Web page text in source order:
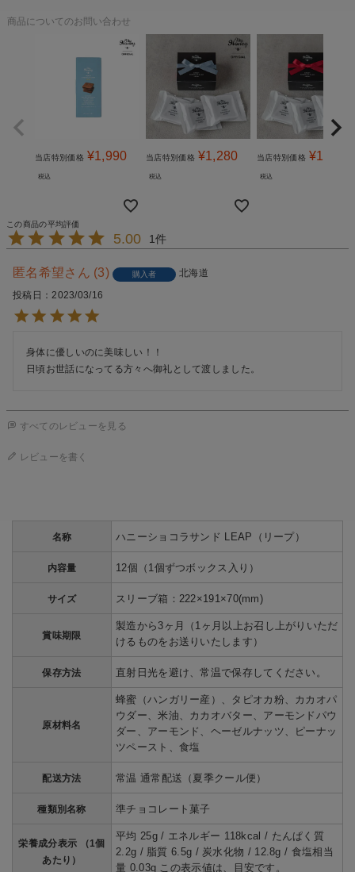
商品についてのお問い合わせ
当店特別価格 ¥1,990
税込
当店特別価格 ¥1,280
税込
当店特別価格 ¥1,280
税込
5.00 1
匿名希望 3 購入者 北海道
投稿日 2023/03/16
身体に優しいのに美味しい！！
日頃お世話になってる方々へ御礼として渡しました。
すべてのレビューを見る
レビューを書く
名称 ハニーショコラサンド LEAP（リープ）
内容量 12個（1個ずつボックス入り）
サイズ スリーブ箱：222×191×70(mm)
賞味期限
製造から3ヶ月（1ヶ月以上お召し上がりいただ
けるものをお送りいたします）
保存方法 直射日光を避け、常温で保存してください。
原材料名
蜂蜜（ハンガリー産）、タピオカ粉、カカオパ
ウダー、米油、カカオバター、アーモンドパウ
ダー、アーモンド、ヘーゼルナッツ、ピーナッ
ツペースト、食塩
配送方法 常温 通常配送（夏季クール便）
種類別名称 準チョコレート菓子
栄養成分表示 （1個
あたり）
平均 25g / エネルギー 118kcal / たんぱく質
2.2g / 脂質 6.5g / 炭水化物 / 12.8g / 食塩相当
量 0.03g この表示値は、目安です。